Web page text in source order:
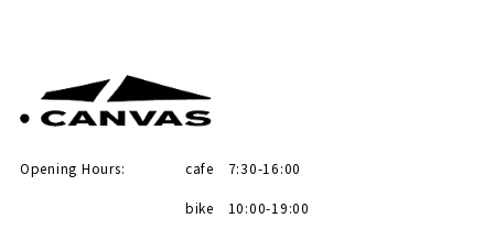
Opening Hours: cafe 7:30-16:00
bike 10:00-19:00